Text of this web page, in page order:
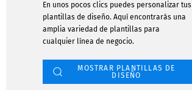
En unos pocos clics puedes personalizar tus
plantillas de diseño. Aquí encontrarás una
amplia variedad de plantillas para
cualquier línea de negocio.
MOSTRAR PLANTILLAS DE
DISEÑO